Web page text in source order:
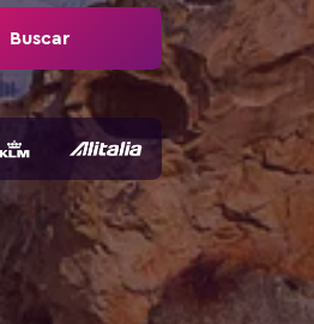
Buscar